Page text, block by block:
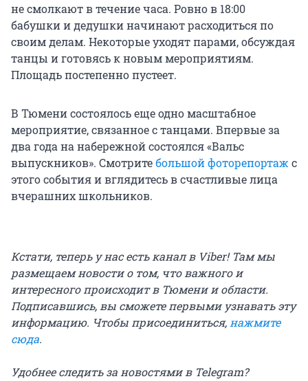
не смолкают в течение часа. Ровно в 18:00
бабушки и дедушки начинают расходиться по
своим делам. Некоторые уходят парами, обсуждая
танцы и готовясь к новым мероприятиям.
Площадь постепенно пустеет.
В Тюмени состоялось еще одно масштабное
мероприятие, связанное с танцами. Впервые за
два года на набережной состоялся «Вальс
выпускников». Смотритебольшой фоторепортаж с
этого события и вглядитесь в счастливые лица
вчерашних школьников.
Кстати, теперь у нас есть канал в Viber! Там мы
размещаем новости о том, что важного и
интересного происходит в Тюмени и области.
Подписавшись, вы сможете первыми узнавать эту
информацию. Чтобы присоединиться, нажмите
сюда.
Удобнее следить за новостями в Telegram?